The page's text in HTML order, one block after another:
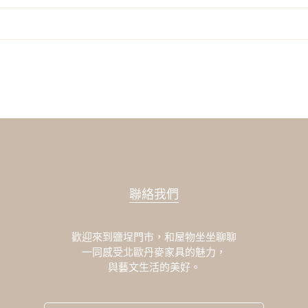
聯絡我們
歡迎來到鹽埕門市，和屋物坐坐聊聊
一同感受北歐丹麥家具的魅力，
與藝文生活的美好。